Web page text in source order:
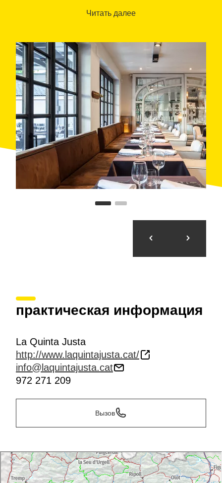
Читать далее
практическая информация
La Quinta Justa
http://www.laquintajusta.cat/
info@laquintajusta.cat
972 271 209
Вызов